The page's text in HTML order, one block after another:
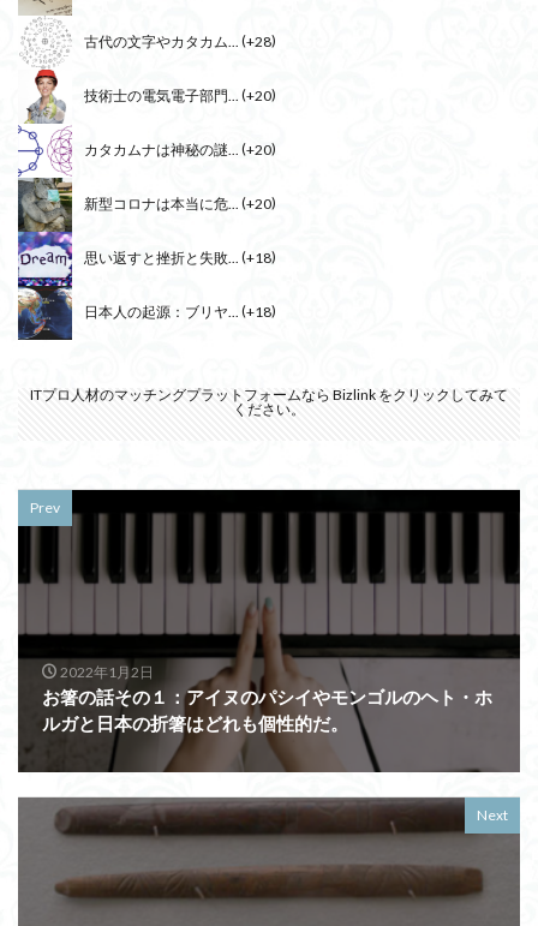
古代の文字やカタカム... +28
技術士の電気電子部門... +20
カタカムナは神秘の謎... +20
新型コロナは本当に危... +20
思い返すと挫折と失敗... +18
日本人の起源：ブリヤ... +18
ITプロ人材のマッチングプラットフォームなら Bizlink をクリックしてみて
ください。
Prev
2022年1月2日
お箸の話その１：アイヌのパシイやモンゴルのヘト・ホ
ルガと日本の折箸はどれも個性的だ。
Next